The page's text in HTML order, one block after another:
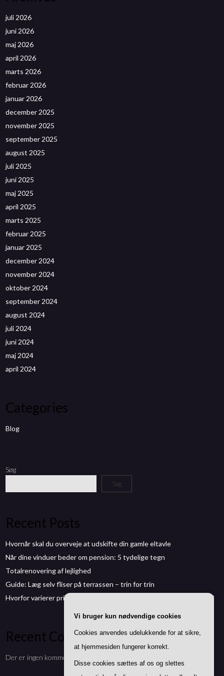
juli 2026
juni 2026
maj 2026
april 2026
marts 2026
februar 2026
januar 2026
december 2025
november 2025
september 2025
august 2025
juli 2025
juni 2025
maj 2025
april 2025
marts 2025
februar 2025
januar 2025
december 2024
november 2024
oktober 2024
september 2024
august 2024
juli 2024
juni 2024
maj 2024
april 2024
Categories
Blog
Søg
Søg
Recent Posts
Hvornår skal du overveje at udskifte din gamle eltavle
Når dine vinduer beder om pension: 5 tydelige tegn
Totalrenovering af lejlighed
Guide: Læg selv fliser på terrassen – trin for trin
Hvorfor varierer prisen på sælgeransvarsforsikring fra bolig til bolig?
Recent Comments
Der er ingen kommentarer at vise.
Vi bruger kun nødvendige cookies
Cookies anvendes udelukkende for at sikre,
at hjemmesiden fungerer korrekt.
Disse cookies sættes af os og slettes